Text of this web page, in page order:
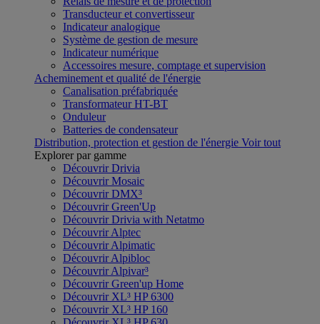
Transducteur et convertisseur
Indicateur analogique
Système de gestion de mesure
Indicateur numérique
Accessoires mesure, comptage et supervision
Acheminement et qualité de l'énergie
Canalisation préfabriquée
Transformateur HT-BT
Onduleur
Batteries de condensateur
Distribution, protection et gestion de l'énergie Voir tout
Explorer par gamme
Découvrir Drivia
Découvrir Mosaic
Découvrir DMX³
Découvrir Green'Up
Découvrir Drivia with Netatmo
Découvrir Alptec
Découvrir Alpimatic
Découvrir Alpibloc
Découvrir Alpivar³
Découvrir Green'up Home
Découvrir XL³ HP 6300
Découvrir XL³ HP 160